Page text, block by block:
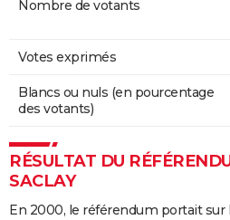
Nombre de votants
Votes exprimés
Blancs ou nuls (en pourcentage
des votants)
RÉSULTAT DU
SACLAY
En 2000, le référendum portait sur